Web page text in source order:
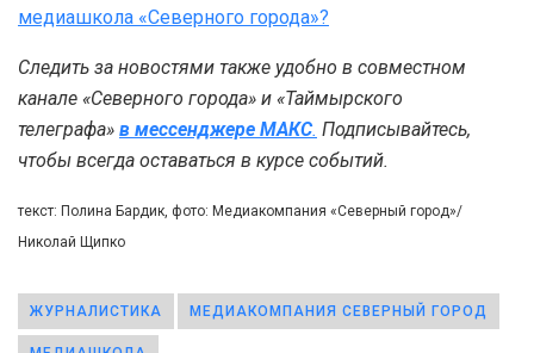
медиашкола «Северного города»?
Следить за новостями также удобно в совместном
канале «Северного города» и «Таймырского
телеграфа» в мессенджере MAКС. Подписывайтесь,
чтобы всегда оставаться в курсе событий.
текст: Полина Бардик, фото: Медиакомпания «Северный город»/
Николай Щипко
ЖУРНАЛИСТИКА МЕДИАКОМПАНИЯ СЕВЕРНЫЙ ГОРОД